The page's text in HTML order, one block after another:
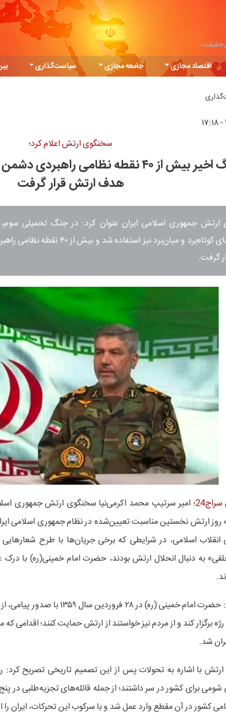
حقیقت
اقتصاد مجازی جامعه مجازی سیاست‌گذاری
سخنگوی ارتش اعلام کرد؛
در جنگ اخیر بیش از ۴۰ نقطه نظامی
هدف ارتش قرار گرفت
جمهوری اسلامی ایران عنوان کرد: در جنگ تحمیلی سوم،
موشک‌های کوتاه‌برد و میان‌برد نیز
گرفت.
سراج24
؛ امیر سرتیپ محمد اکرمی‌نیا سخنگوی ارتش جمهوری
روز ارتش نخستین مناسبت تعیین‌شده در نظام جمهوری اسلامی
انقلاب اسلامی، در شرایطی که برخی جریان‌ها با طرح
به دنبال انحلال ارتش بودند، حضرت امام خمینی(ره) با درک
وی افزود: حضرت امام خمینی (ره) در
رژه برگزار کند و از مردم نیز خواستند از ارتش حمایت کنند؛
شد.
با اشاره به تحولات پس از این تصمیم تاریخی تصریح
برای کشور در سر داشتند؛ از جمله قائله‌های تجزیه‌طلبی در
کشور در آن مقطع وارد عمل شد و با سرکوب این تحرکات، ایران را